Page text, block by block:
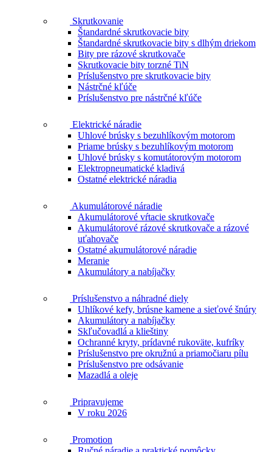
Skrutkovanie
Štandardné skrutkovacie bity
Štandardné skrutkovacie bity s dlhým driekom
Bity pre rázové skrutkovače
Skrutkovacie bity torzné TiN
Príslušenstvo pre skrutkovacie bity
Nástrčné kľúče
Príslušenstvo pre nástrčné kľúče
Elektrické náradie
Uhlové brúsky s bezuhlíkovým motorom
Priame brúsky s bezuhlíkovým motorom
Uhlové brúsky s komutátorovým motorom
Elektropneumatické kladivá
Ostatné elektrické náradia
Akumulátorové náradie
Akumulátorové vŕtacie skrutkovače
Akumulátorové rázové skrutkovače a rázové
uťahovače
Ostatné akumulátorové náradie
Meranie
Akumulátory a nabíjačky
Príslušenstvo a náhradné diely
Uhlíkové kefy, brúsne kamene a sieťové šnúry
Akumulátory a nabíjačky
Skľučovadlá a klieštiny
Ochranné kryty, prídavné rukoväte, kufríky
Príslušenstvo pre okružnú a priamočiaru pílu
Príslušenstvo pre odsávanie
Mazadlá a oleje
Pripravujeme
V roku 2026
Promotion